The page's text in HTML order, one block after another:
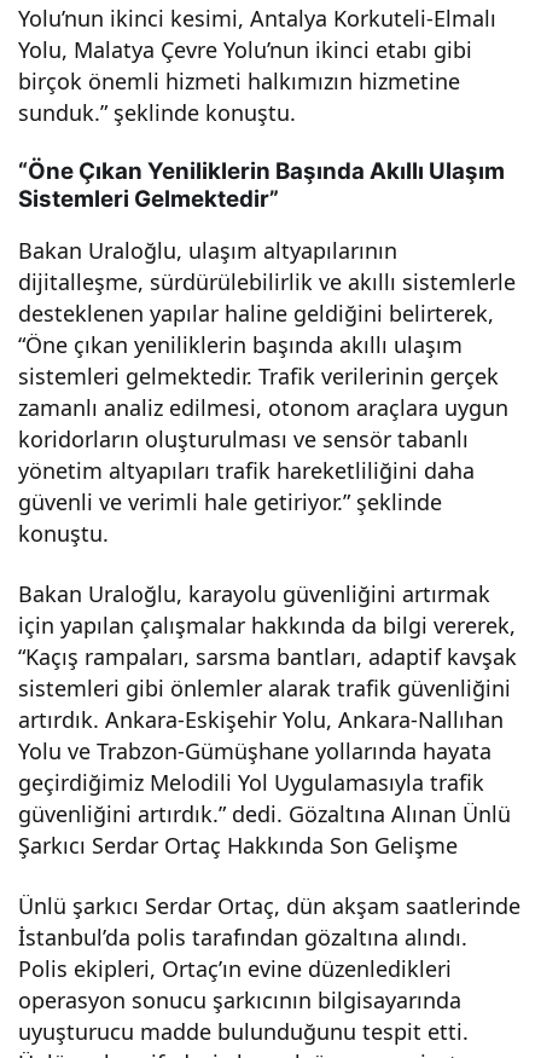
Yolu’nun ikinci kesimi, Antalya Korkuteli-Elmalı
Yolu, Malatya Çevre Yolu’nun ikinci etabı gibi
birçok önemli hizmeti halkımızın hizmetine
sunduk.” şeklinde konuştu.
“Öne Çıkan Yeniliklerin Başında Akıllı Ulaşım
Sistemleri Gelmektedir”
Bakan Uraloğlu, ulaşım altyapılarının
dijitalleşme, sürdürülebilirlik ve akıllı sistemlerle
desteklenen yapılar haline geldiğini belirterek,
“Öne çıkan yeniliklerin başında akıllı ulaşım
sistemleri gelmektedir. Trafik verilerinin gerçek
zamanlı analiz edilmesi, otonom araçlara uygun
koridorların oluşturulması ve sensör tabanlı
yönetim altyapıları trafik hareketliliğini daha
güvenli ve verimli hale getiriyor.” şeklinde
konuştu.
Bakan Uraloğlu, karayolu güvenliğini artırmak
için yapılan çalışmalar hakkında da bilgi vererek,
“Kaçış rampaları, sarsma bantları, adaptif kavşak
sistemleri gibi önlemler alarak trafik güvenliğini
artırdık. Ankara-Eskişehir Yolu, Ankara-Nallıhan
Yolu ve Trabzon-Gümüşhane yollarında hayata
geçirdiğimiz Melodili Yol Uygulamasıyla trafik
güvenliğini artırdık.” dedi. Gözaltına Alınan Ünlü
Şarkıcı Serdar Ortaç Hakkında Son Gelişme
Ünlü şarkıcı Serdar Ortaç, dün akşam saatlerinde
İstanbul’da polis tarafından gözaltına alındı.
Polis ekipleri, Ortaç’ın evine düzenledikleri
operasyon sonucu şarkıcının bilgisayarında
uyuşturucu madde bulunduğunu tespit etti.